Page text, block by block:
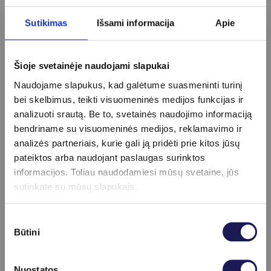
Sutikimas Išsami informacija Apie
Šioje svetainėje naudojami slapukai
Naudojame slapukus, kad galėtume suasmeninti turinį
bei skelbimus, teikti visuomeninės medijos funkcijas ir
analizuoti srautą. Be to, svetainės naudojimo informaciją
bendriname su visuomeninės medijos, reklamavimo ir
analizės partneriais, kurie gali ją pridėti prie kitos jūsų
pateiktos arba naudojant paslaugas surinktos
informacijos. Toliau naudodamiesi mūsų svetaine, jūs
sutinkate su mūsų slapukais.
pasirinkimas
Būtini
CMV (Citomegalo viruso) IgM 18 €
EBV (Epštein Baro viruso) IgG 19 €
EBV (Epštein Baro viruso) IgM 19 €
Echinococcus multilocularis IgG 44 €
Echinococcus spp. IgG 18 €
Erkinis encefalitas IgG 15 €
Erkinis encefalitas IgM 15 €
HCV RNR kiekybinis nustatymas 82 €
Helicobacter pylori antigeno nustatymas išmatose
€
Helicobacter pylori IgA 20 €
Helicobacter pylori IgG 20 €
Hepatito A viruso (HAV) bendrų antikūnų nustatymas